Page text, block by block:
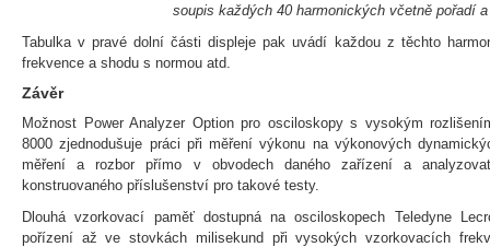
soupis každých 40 harmonických včetně pořadí
Tabulka v pravé dolní části displeje pak uvádí každou z těchto
frekvence a shodu s normou atd.
Závěr
Možnost Power Analyzer Option pro osciloskopy s vysokým
8000 zjednodušuje práci při měření výkonu na výkonových
měření a rozbor přímo v obvodech daného zařízení a
konstruovaného příslušenství pro takové testy.
Dlouhá vzorkovací paměť dostupná na osciloskopech Teledyne
pořízení až ve stovkách milisekund při vysokých vzorkovacích